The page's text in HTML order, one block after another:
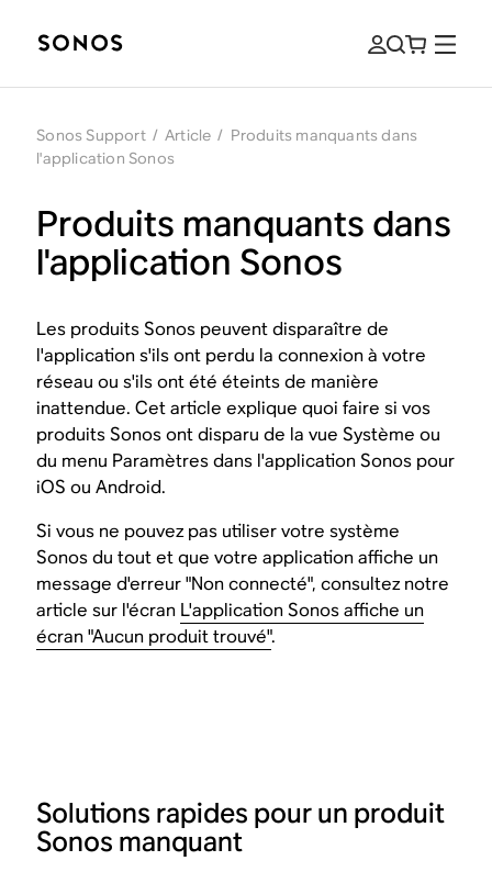
Sonos Support / Article / Produits manquants dans
l'application Sonos
Produits manquants dans
l'application Sonos
Les produits Sonos peuvent disparaître de
l'application s'ils ont perdu la connexion à votre
réseau ou s'ils ont été éteints de manière
inattendue. Cet article explique quoi faire si vos
produits Sonos ont disparu de la vue Système ou
du menu Paramètres dans l'application Sonos pour
iOS ou Android.
Si vous ne pouvez pas utiliser votre système
Sonos du tout et que votre application affiche un
message d'erreur "Non connecté", consultez notre
article sur l'écran L'application Sonos affiche un
écran "Aucun produit trouvé".
Solutions rapides pour un produit
Sonos manquant